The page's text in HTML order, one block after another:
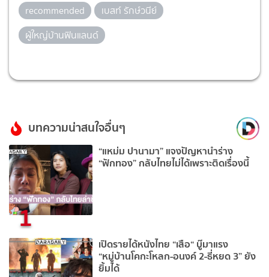
recommended
เบสท์ รักษ์วนีย์
ผู้ใหญ่บ้านฟินแลนด์
บทความน่าสนใจอื่นๆ
1
“แหม่ม ปานามา” แจงปัญหานำร่าง
“ฟักทอง” กลับไทยไม่ได้เพราะติดเรื่องนี้
เปิดรายได้หนังไทย “เสือ“ บู๊มาแรง
“หมู่บ้านโคกะโหลก-อนงค์ 2-ธี่หยด 3” ยัง
ยิ้มได้